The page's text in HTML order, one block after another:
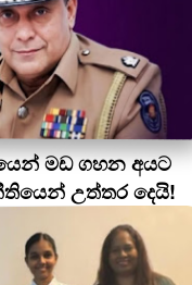
මඩ ගහන අයට
උත්තර දෙයි!